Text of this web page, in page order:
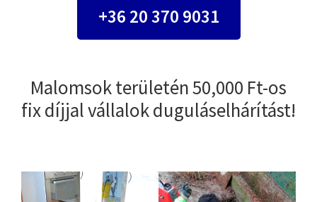
+36 20 370 9031
Malomsok területén 50,000 Ft-os
fix díjjal vállalok duguláselhárítást!